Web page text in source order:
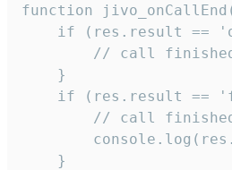
function
if (res.result ==
// call
    }
if (res.result ==
// call
    }